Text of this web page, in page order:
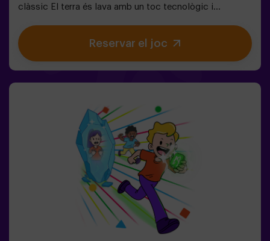
clàssic El terra és lava amb un toc tecnològic i
estimulen el cos i la ment🎉 Ideal per a festes infantils i
aniversaris plens d’emoció🎁 Records inoblidables i
sorpreses per a tots els participants👧👦 Per a nens i
puguin descansar, hidratar-se i recuperar energies abans
de continuar la diversió.Els infants hauran de
col·laborar, pensar ràpid i moure’s encara més ràpid per
superar tots els reptes. Veuran el seu progrés en temps
real a la pantalla i celebraran cada victòria com un
autèntic èxit! 🏆Una experiència activa, segura i
original per a festes d’aniversari, sortides en família o
simplement per descarregar energia de la manera més
divertida.✅ Ideal per a nens | famílies | festes
infantilsImportant: els infants han d’anar acompanyats
d’un adult, que també compta com a jugador.
Reservar el joc